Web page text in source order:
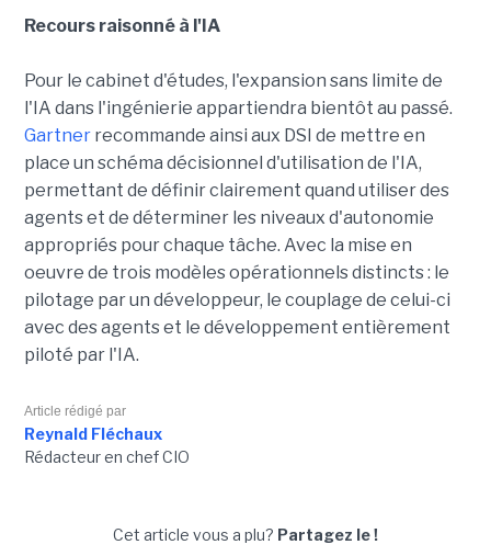
Recours raisonné à l'IA
Pour le cabinet d'études, l'expansion sans limite de
l'IA dans l'ingénierie appartiendra bientôt au passé.
Gartnerrecommande ainsi aux DSI de mettre en
place un schéma décisionnel d'utilisation de l'IA,
permettant de définir clairement quand utiliser des
agents et de déterminer les niveaux d'autonomie
appropriés pour chaque tâche. Avec la mise en
oeuvre de trois modèles opérationnels distincts : le
pilotage par un développeur, le couplage de celui-ci
avec des agents et le développement entièrement
piloté par l'IA.
Article rédigé par
Reynald Fléchaux
Rédacteur en chef CIO
Cet article vous a plu? Partagez le !